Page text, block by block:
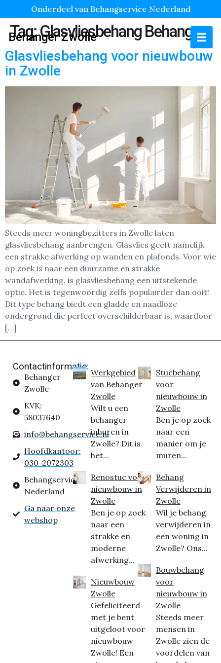
Onderdeel van Behangservice Nederland
Behanger Zwolle
Tag:Glasvliesbehang Behanger
Glasvliesbehang voor nieuwbouw
in Zwolle
Steeds meer woningbezitters in Zwolle laten
glasvliesbehang aanbrengen. Glasvlies geeft namelijk
een strakke afwerking op wanden en plafonds. Voor wie
op zoek is naar een duurzame en strakke
wandafwerking, is glasvliesbehang een uitstekende
optie. Het is tegenwoordig zelfs populairder dan ooit!
Dit type behang biedt een gladde en naadloze
ondergrond die perfect overschilderbaar is, waardoor
[…]
Contactinformatie:
Behanger
Zwolle
KVK:
58037640
info@behangservice.nl
Hoofdkantoor:
030-2072303
Behangservice
Nederland
Ga naar onze
webshop
Werkgebied
van Behanger
Zwolle
Wilt u een
behanger
inhuren in
Zwolle? Dit is
het...
Renostuc voor
nieuwbouw in
Zwolle
Ben je op zoek
naar een
strakke en
moderne
afwerking...
Nieuwbouw
Zwolle
Gefeliciteerd
met je bent
uitgeloot voor
nieuwbouw
Zwolle! Een
Stucbehang
voor
nieuwbouw in
Zwolle
Ben je op zoek
naar een
manier om je
muren...
Behang
Verwijderen in
Zwolle
Wil je behang
verwijderen in
een woning in
Zwolle? Ons...
Bouwbehang
voor
nieuwbouw in
Zwolle
Steeds meer
mensen in
Zwolle zien de
voordelen van